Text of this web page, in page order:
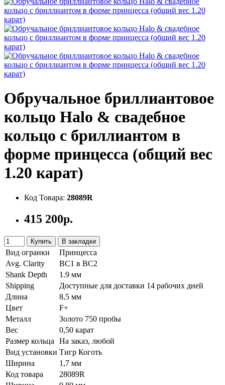
Обручальное бриллиантовое
кольцо Halo & свадебное
кольцо с бриллиантом в
форме принцесса (общий вес
1.20 карат)
Код Товара: 28089R
415 200р.
Купить В закладки
Вид огранки
Принцесса
Avg. Clarity
ВС1 в ВС2
Shank Depth
1.9 мм
Shipping
Доступные для доставки 14 рабочих дней
Длина
8,5 мм
Цвет
F+
Металл
Золото 750 пробы
Вес
0,50 карат
Размер кольца
На заказ, любой
Вид установки Тигр Коготь
Ширина
1,7 мм
Код товара
28089R